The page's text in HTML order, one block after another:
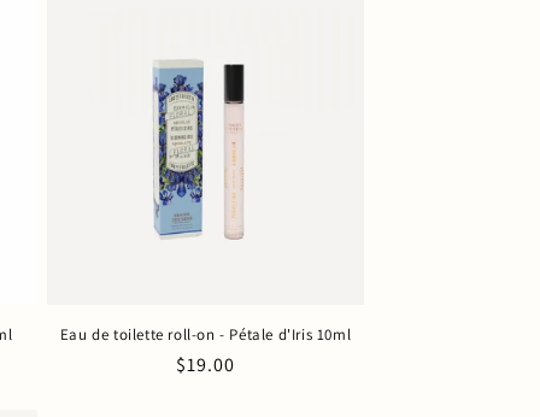
Eau de toilette roll-on - Pétale d'Iris 10ml
Prix
$19.00